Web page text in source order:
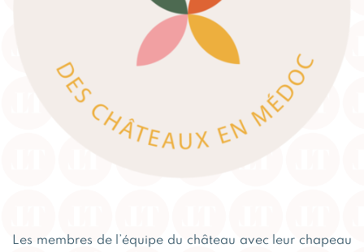
Les membres de l’équipe du château avec leur chapeau